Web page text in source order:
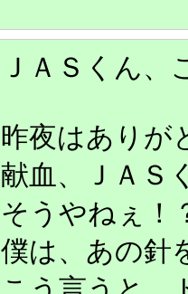
ＪＡＳくん
昨夜はありが
献血、ＪＡＳ
そうやねぇ！
僕は、あの針